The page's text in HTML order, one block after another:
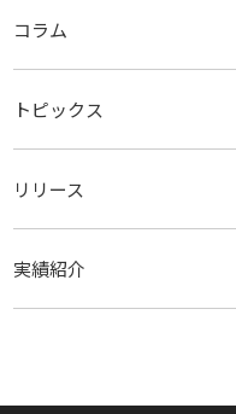
コラム
トピックス
リリース
実績紹介